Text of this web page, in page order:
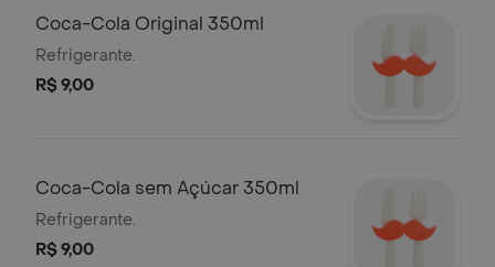
Coca-Cola Original 350ml
Refrigerante.
R$ 9,00
Coca-Cola sem Açúcar 350ml
Refrigerante.
R$ 9,00